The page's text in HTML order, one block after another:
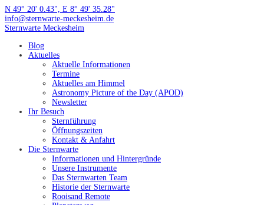
Zum
Inhalt
springen
N 49° 20' 0.43", E 8° 49' 35.28"
info@sternwarte-meckesheim.de
Sternwarte Meckesheim
Blog
Aktuelles
Aktuelle Informationen
Termine
Aktuelles am Himmel
Astronomy Picture of the Day (APOD)
Newsletter
Ihr Besuch
Sternführung
Öffnungszeiten
Kontakt & Anfahrt
Die Sternwarte
Informationen und Hintergründe
Unsere Instrumente
Das Sternwarten Team
Historie der Sternwarte
Rooisand Remote